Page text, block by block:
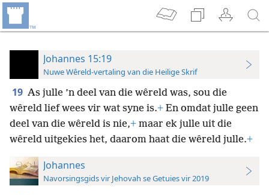
Johannes 15:19
Nuwe Wêreld-vertaling van die Heilige Skrif
19 As julle ’n deel van die wêreld was, sou die
wêreld lief wees vir wat syne is.+ En omdat julle geen
deel van die wêreld is nie,+ maar ek julle uit die
wêreld uitgekies het, daarom haat die wêreld julle.+
Johannes
Navorsingsgids vir Jehovah se Getuies vir 2019